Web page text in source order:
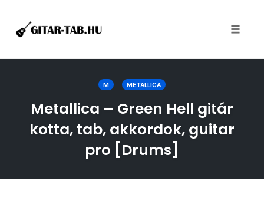
M METALLICA
Metallica – Green Hell gitár
kotta, tab, akkordok, guitar
pro [Drums]